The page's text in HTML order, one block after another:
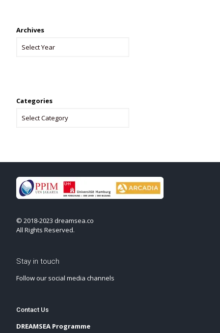
Archives
Categories
© 2018-2023 dreamsea.co
All Rights Reserved.
Stay in touch
Follow our social media channels
Contact Us
DREAMSEA Programme